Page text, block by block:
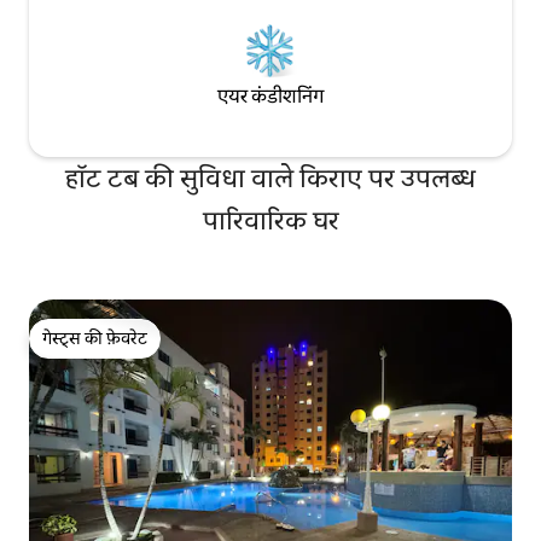
एयर कंडीशनिंग
हॉट टब की सुविधा वाले किराए पर उपलब्ध
पारिवारिक घर
गेस्ट्स की फ़ेवरेट
गेस्ट्स की फ़ेवरेट